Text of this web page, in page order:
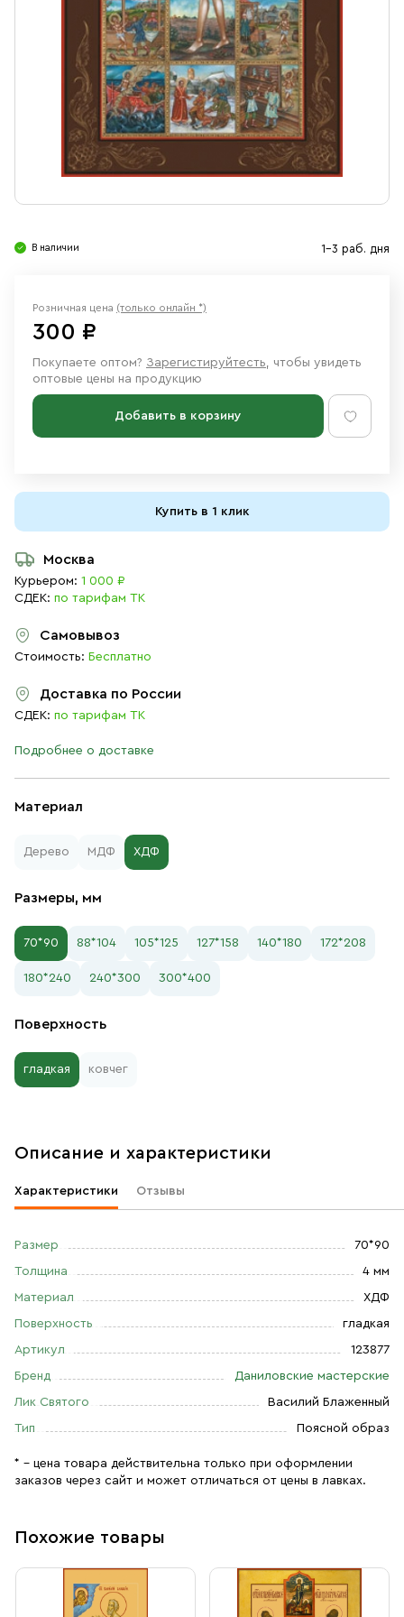
Ювелирные изделия
В наличии 1-3 раб. дня
Материал
Дерево МДФ ХДФ
Размеры, мм
70*90 88*104 105*125 127*158 140*180 172*208
180*240 240*300 300*400
Поверхность
гладкая ковчег
Розничная цена (только онлайн *)
300 ₽
Покупаете оптом? Зарегистируйтесть, чтобы увидеть
оптовые цены на продукцию
Добавить в корзину
Купить в 1 клик
Москва
Курьером: 1 000 ₽
СДЕК: по тарифам ТК
Самовывоз
Стоимость: Бесплатно
Доставка по России
СДЕК: по тарифам ТК
Подробнее о доставке
Описание и характеристики
Характеристики Отзывы
Размер 70*90
Толщина 4 мм
Материал ХДФ
Поверхность гладкая
Артикул 123877
Бренд Даниловские мастерские
Лик Святого Василий Блаженный
Тип Поясной образ
* – цена товара действительна только при оформлении
заказов через сайт и может отличаться от цены в лавках.
Похожие товары